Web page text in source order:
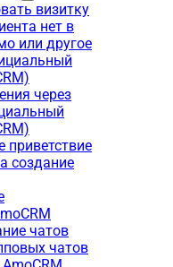
визитку
нет в
или другое
через
приветствие
создание
чатов
чатов